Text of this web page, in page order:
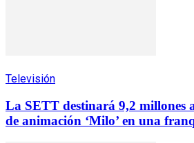
Televisión
La SETT destinará 9,2 millones
de animación ‘Milo’ en una